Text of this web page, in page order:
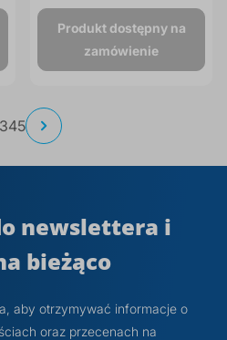
Produkt dostępny na
zamówienie
Strona
Strona
3Strona
4Strona
5
Strona
Następne
newslettera i
bieżąco
aby otrzymywać informacje o
oraz przecenach na